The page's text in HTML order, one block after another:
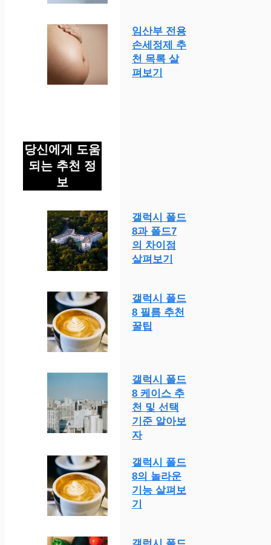
임산부 전용
손세정제 추
천 목록 살
펴보기
당신에게 도움
되는 추천 정
보
갤럭시 폴드
8과 폴드7
의 차이점
살펴보기
갤럭시 폴드
8 필름 추천
꿀팁
갤럭시 폴드
8 케이스 추
천 및 선택
기준 알아보
자
갤럭시 폴드
8의 놀라운
기능 살펴보
기